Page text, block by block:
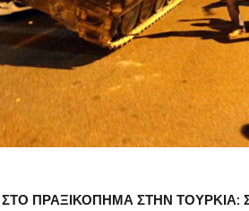
ΣΤΟ ΠΡΑΞΙΚΟΠΗΜΑ ΣΤΗΝ